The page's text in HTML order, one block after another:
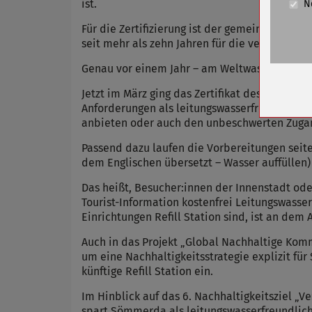
ist.
Für die Zertifizierung ist der gemeinnützige
seit mehr als zehn Jahren für die verstärkte
Genau vor einem Jahr – am Weltwassertag
Jetzt im März ging das Zertifikat des
Anforderungen als
anbieten oder auch den unbeschwerten
Passend dazu laufen die Vorbereitungen
dem Englischen übersetzt – Wasser
Das heißt, Besucher:innen der Innenstadt
Tourist-Information kostenfrei
Einrichtungen Refill Station sind, ist an dem
Auch in das Projekt „Global Nachhaltige
um eine Nachhaltigkeitsstrategie explizit für
künftige Refill Station ein.
Im Hinblick auf das 6. Nachhaltigkeitsziel
Cookie
Name
Zweck
Cookie